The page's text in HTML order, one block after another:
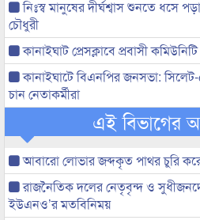
নিঃস্ব মানুষের দীর্ঘশ্বাস শুনতে ধসে
চৌধুরী
কানাইঘাট প্রেসক্লাবে প্রবাসী
কানাইঘাটে বিএনপির জনসভা: সিলেট-
চান নেতাকর্মীরা
এই বিভাগের
আবারো লোভার জব্দকৃত পাথর চুরি করে
রাজনৈতিক দলের নেতৃবৃন্দ ও
ইউএনও’র মতবিনিময়